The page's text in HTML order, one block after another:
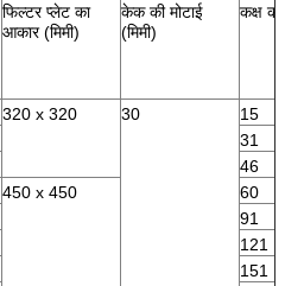
फिल्टर प्लेट का
आकार (मिमी)
केक की मोटाई
(मिमी)
कक्ष
320 x 320 30
15
31
46
450 x 450
60
91
121
151